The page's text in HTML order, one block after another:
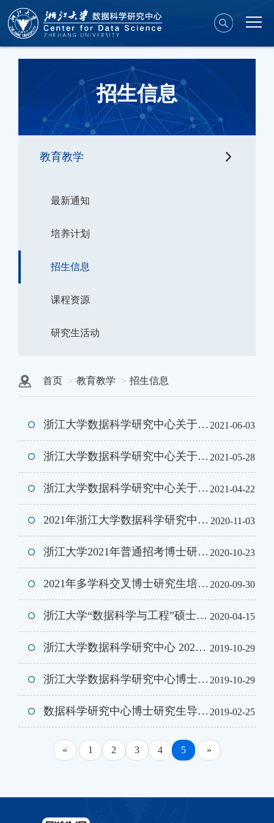
招生信息
教育教学
最新通知
培养计划
招生信息
课程资源
研究生活动
首页 教育教学 招生信息
2021-06-03
浙江大学数据科学研究中心关于IPhD2021夏令营（管理学方向）招生通知
2021-05-28
浙江大学数据科学研究中心关于2021年暑期实习生计划（计算机方向）招生通知
2021-04-22
浙江大学数据科学研究中心关于2022级提前批推荐免试直博生（数学方向）招生通知
2020-11-03
2021年浙江大学数据科学研究中心推荐免试直博研究生拟录取名单公示
2020-10-23
浙江大学2021年普通招考博士研究生第一次招生报名通知
2020-09-30
2021年多学科交叉博士研究生培养专项计划招生简章
2020-04-15
浙江大学“数据科学与工程”硕士项目及校内导师介绍
2019-10-29
浙江大学数据科学研究中心 2020 年博士研究生招生简章
2019-10-29
浙江大学数据科学研究中心博士学位研究生“申请-考核”制实施方案
2019-02-25
数据科学研究中心博士研究生导师目录
« 1 2 3 4 5 »